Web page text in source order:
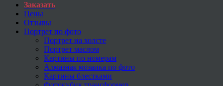
Заказать
Цены
Отзывы
Портрет по фото
Портрет на холсте
Портрет маслом
Картины по номерам
Алмазная мозаика по фото
Картины блестками